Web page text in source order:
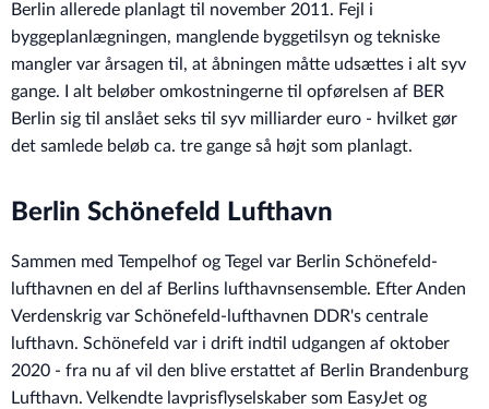
Berlin allerede planlagt til november 2011. Fejl i
byggeplanlægningen, manglende byggetilsyn og tekniske
mangler var årsagen til, at åbningen måtte udsættes i alt syv
gange. I alt beløber omkostningerne til opførelsen af BER
Berlin sig til anslået seks til syv milliarder euro - hvilket gør
det samlede beløb ca. tre gange så højt som planlagt.
Berlin Schönefeld Lufthavn
Sammen med Tempelhof og Tegel var Berlin Schönefeld-
lufthavnen en del af Berlins lufthavnsensemble. Efter Anden
Verdenskrig var Schönefeld-lufthavnen DDR's centrale
lufthavn. Schönefeld var i drift indtil udgangen af oktober
2020 - fra nu af vil den blive erstattet af Berlin Brandenburg
Lufthavn. Velkendte lavprisflyselskaber som EasyJet og